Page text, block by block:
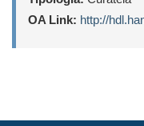
OA Link: http://